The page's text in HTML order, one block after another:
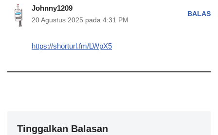
Johnny1209
20 Agustus 2025 pada 4:31 PM
BALAS
https://shorturl.fm/LWpX5
Tinggalkan Balasan